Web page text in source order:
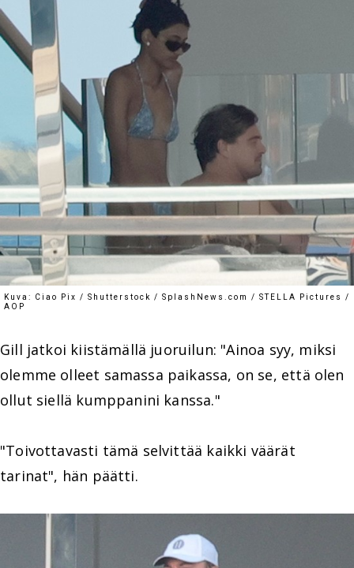
Kuva: Ciao Pix / Shutterstock / SplashNews.com / STELLA Pictures /
AOP
Gill jatkoi kiistämällä juoruilun: "Ainoa syy, miksi
olemme olleet samassa paikassa, on se, että olen
ollut siellä kumppanini kanssa."
"Toivottavasti tämä selvittää kaikki väärät
tarinat", hän päätti.